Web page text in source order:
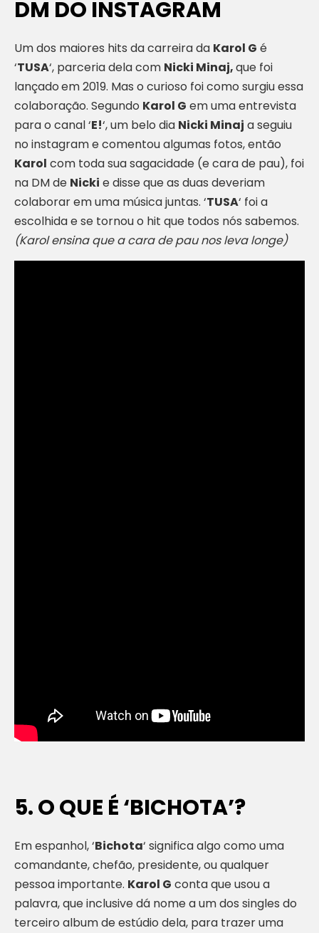
DM DO INSTAGRAM
Um dos maiores hits da carreira da Karol G é
‘TUSA‘, parceria dela com Nicki Minaj,que foi
lançadoem 2019. Mas o curioso foi como surgiu essa
colaboração. Segundo Karol G em uma entrevista
para o canal ‘E!‘, um belo dia Nicki Minaj a seguiu
no instagram e comentou algumas fotos, então
Karol com toda sua sagacidade (e cara de pau), foi
na DM de Nicki e disse que as duas deveriam
colaborar em uma música juntas. ‘TUSA‘ foi a
escolhida e se tornou o hit que todos nós sabemos.
(Karol ensina que a cara de pau nos leva longe)
5. O QUE É ‘BICHOTA’?
Em espanhol, ‘Bichota‘ significa algo como uma
comandante, chefão, presidente, ou qualquer
pessoa importante. Karol G conta que usou a
palavra, que inclusive dá nome a um dos singles do
terceiro album de estúdio dela, para trazer uma